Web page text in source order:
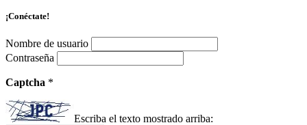
¡Conéctate!
Nombre de usuario
Contraseña
Captcha *
Escriba el texto mostrado arriba: